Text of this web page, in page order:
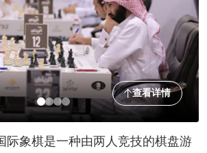
查看详情
际象棋是一种由两人竞技的棋盘游